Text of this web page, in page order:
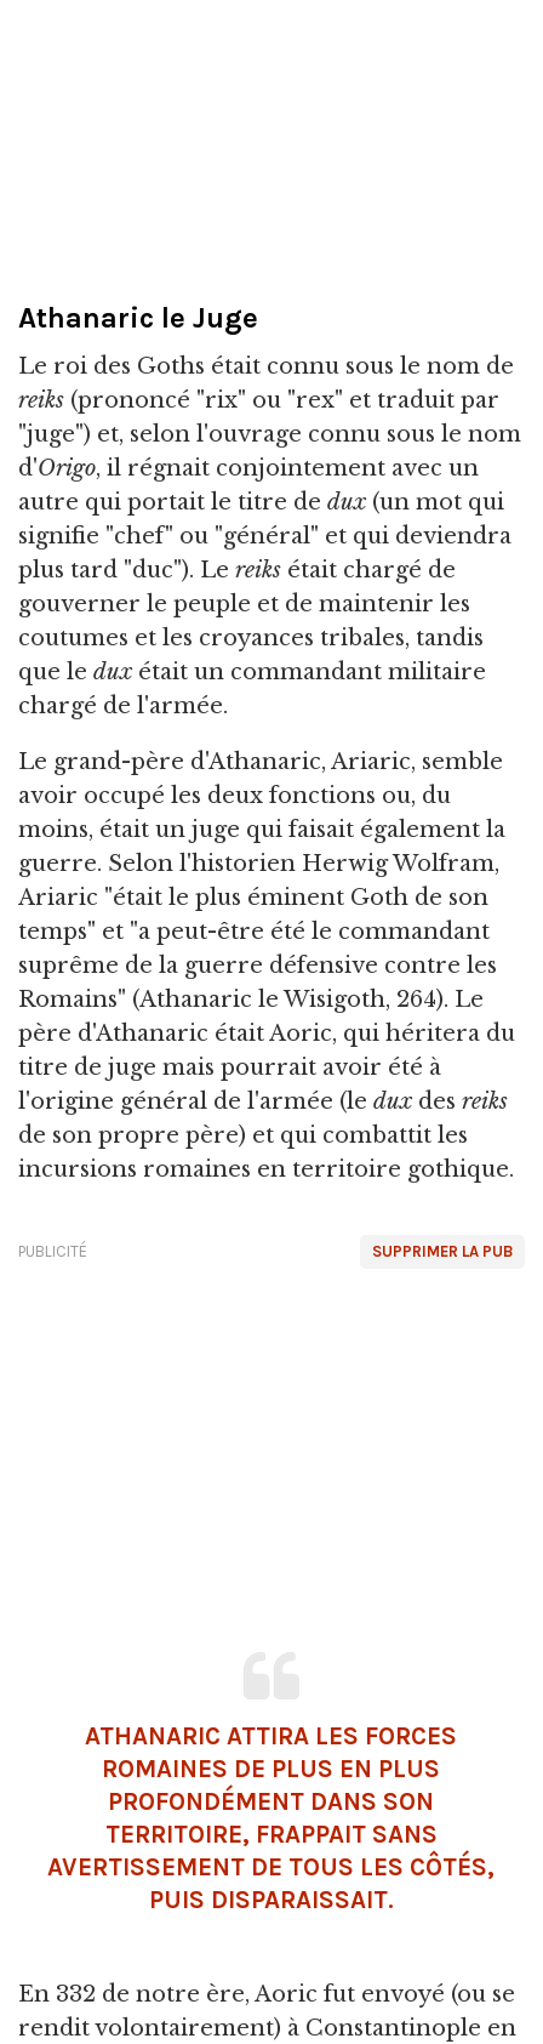
Athanaric le Juge
Le roi des Goths était connu sous le nom de
reiks (prononcé "rix" ou "rex" et traduit par
"juge") et, selon l'ouvrage connu sous le nom
d'Origo, il régnait conjointement avec un
autre qui portait le titre de dux(un mot qui
signifie "chef" ou "général" et qui deviendra
plus tard "duc"). Le reiks était chargé de
gouverner le peuple et de maintenir les
coutumes et les croyances tribales, tandis
que le duxétait un commandant militaire
chargé de l'armée.
Le grand-père d'Athanaric, Ariaric, semble
avoir occupé les deux fonctions ou, du
moins, était un juge qui faisait également la
guerre. Selon l'historien Herwig Wolfram,
Ariaric "était le plus éminent Goth de son
temps" et "a peut-être été le commandant
suprême de la guerre défensive contre les
Romains" (Athanaric le Wisigoth, 264). Le
père d'Athanaric était Aoric, qui héritera du
titre de juge mais pourrait avoir été à
l'origine général de l'armée (le duxdes reiks
de son propre père) et qui combattit les
incursions romaines en territoire gothique.
SUPPRIMER LA PUB
PUBLICITÉ
ATHANARIC ATTIRA LES FORCES
ROMAINES DE PLUS EN PLUS
PROFONDÉMENT DANS SON
TERRITOIRE, FRAPPAIT SANS
AVERTISSEMENT DE TOUS LES CÔTÉS,
PUIS DISPARAISSAIT.
En 332 de notre ère, Aoric fut envoyé (ou se
rendit volontairement) à Constantinople en